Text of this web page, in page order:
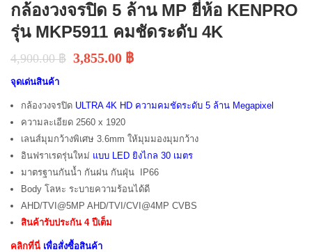
กล้องวงจรปิด 5 ล้าน MP ยี่ห้อ KENPRO
รุ่น MKP5911 คมชัดระดับ 4K
4,900.00฿ 3,855.00 ฿
จุดเด่นสินค้า
กล้องวงจรปิด ULTRA 4K HD ความคมชัดระดับ 5 ล้าน Megapixel
ความละเอียด 2560 x 1920
เลนส์มุมกว้างพิเศษ 3.6mm ให้มุมมองมุมกว้าง
อินฟราเรดรุ่นใหม่ แบบ LED ยิงไกล 30 เมตร
มาตรฐานกันน้ำ กันฝน กันฝุ่น IP66
Body โลหะ ระบายความร้อนได้ดี
AHD/TVI@5MP AHD/TVI/CVI@4MP CVBS
สินค้ารับประกัน 4 ปีเต็ม
คลิกที่นี่ เพื่อสั่งซื้อสินค้า